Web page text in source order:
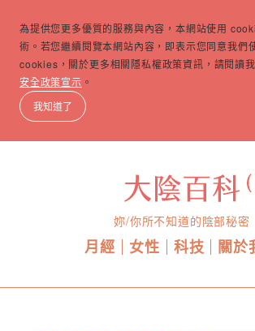
為提供您更多優質的服務與內容，本網站使用
術。若您繼續閱覽本網站內容，即表示您同意我們
cookies，關於更多相關隱私權政策資訊，請閱讀
安全政策宣示 。
我知道了
妳/你所不知道的陰部秘密
月經 女性 科技 關於